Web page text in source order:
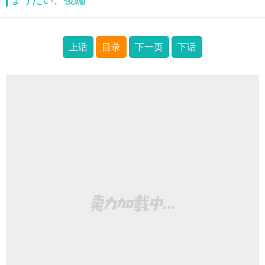
上话 目录 下一页 下话